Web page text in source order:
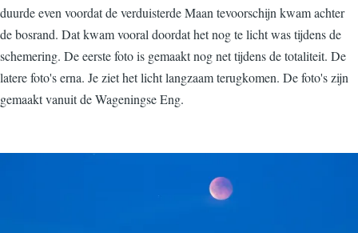
duurde even voordat de verduisterde Maan tevoorschijn kwam achter
de bosrand. Dat kwam vooral doordat het nog te licht was tijdens de
schemering. De eerste foto is gemaakt nog net tijdens de totaliteit. De
latere foto's erna. Je ziet het licht langzaam terugkomen. De foto's zijn
gemaakt vanuit de Wageningse Eng.